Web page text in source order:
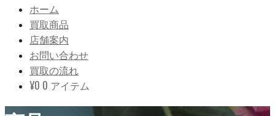
ホーム
買取商品
店舗案内
お問い合わせ
買取の流れ
¥0 0 アイテム